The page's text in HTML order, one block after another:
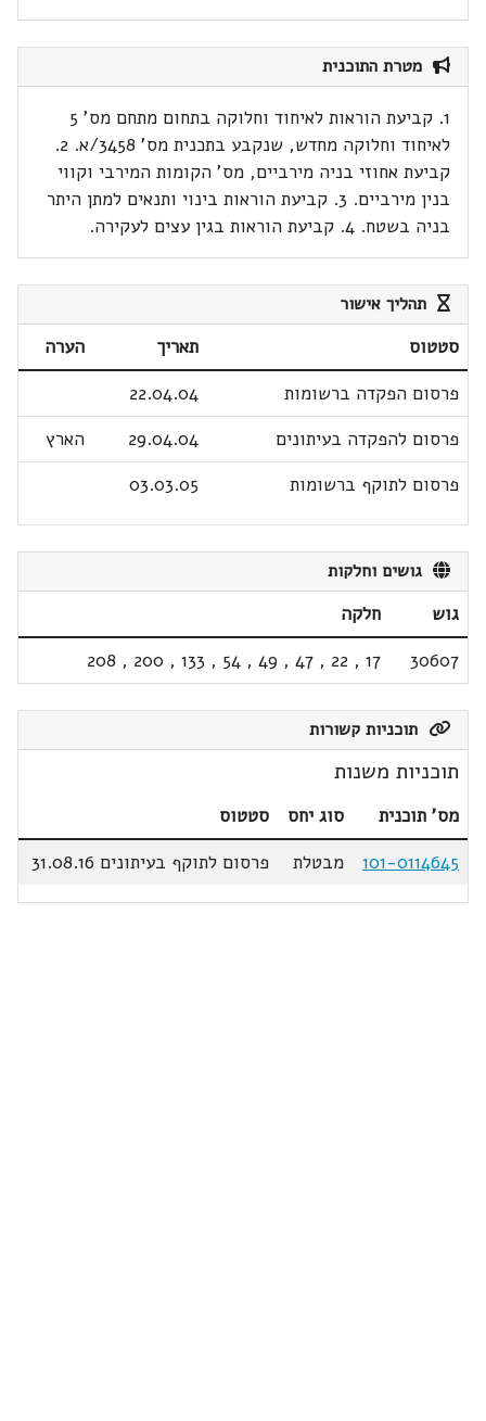
מטרת התוכנית
1. קביעת הוראות לאיחוד וחלוקה בתחום מתחם מס' 5
לאיחוד וחלוקה מחדש, שנקבע בתכנית מס' 3458/א. 2.
קביעת אחוזי בניה מירביים, מס' הקומות המירבי וקווי
בנין מירביים. 3. קביעת הוראות בינוי ותנאים למתן היתר
בניה בשטח. 4. קביעת הוראות בגין עצים לעקירה.
תהליך אישור
סטטוס תאריך
הערה
פרסום הפקדה ברשומות
22.04.04
פרסום להפקדה בעיתונים
29.04.04
הארץ
פרסום לתוקף ברשומות
03.03.05
גושים וחלקות
גוש
חלקה
30607
17
,
22
,
47
,
49
,
54
,
133
,
200
,
208
תוכניות קשורות
תוכניות משנות
מס' תוכנית סוג יחס
סטטוס
101-0114645
מבטלת פרסום לתוקף בעיתונים 31.08.16